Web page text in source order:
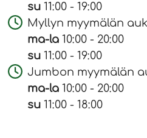
su 11:00 - 19:00
Myllyn myymälän
ma-la 10:00 - 20:00
su 11:00 - 19:00
Jumbon myymälän
ma-la 10:00 - 20:00
su 11:00 - 18:00